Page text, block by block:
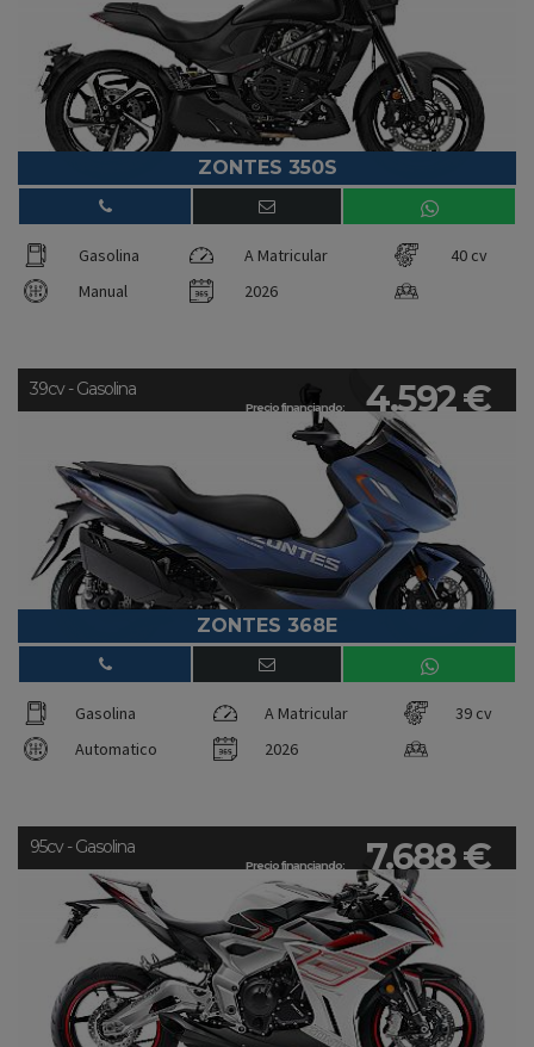
ZONTES 350S
Gasolina A Matricular
40 cv
Manual
2026
Precio financiando: 4.592 €
39cv - Gasolina
ZONTES 368E
Gasolina A Matricular
39 cv
Automatico
2026
Precio financiando: 7.688 €
95cv - Gasolina